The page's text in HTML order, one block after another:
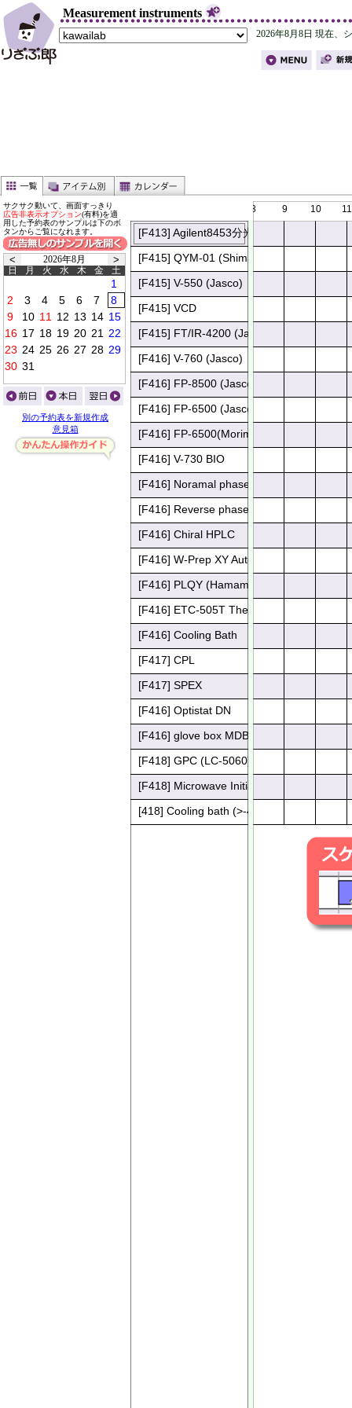
Measurement instruments
サクサク動いて、画面すっきり
広告非表示オプション(有料)を適
用した予約表のサンプルは下のボ
タンからご覧になれます。
2026年8月
日
月 火 水 木 金
土
別の予約表を新規作成
意見箱
[F413] Agilent8453分光光度計
[F415] QYM-01 (Shimadzu)
[F415] V-550 (Jasco)
[F415] VCD
[F415] FT/IR-4200 (Jasco)
[F416] V-760 (Jasco)
[F416] FP-8500 (Jasco)
[F416] FP-6500 (Jasco)
[F416] FP-6500(Morimoto)
[F416] V-730 BIO
[F416] Noramal phase HPLC
[F416] Reverse phase HPLC
[F416] Chiral HPLC
[F416] W-Prep XY Auto Column
[F416] PLQY (Hamamatsu, C9920-02)
[F416] ETC-505T Thermal Controller for
[F416] Cooling Bath
[F417] CPL
[F417] SPEX
[F416] Optistat DN
[F416] glove box MDB-1KB (Miwa)
[F418] GPC (LC-5060) LaboACE
[F418] Microwave Initiator+ (Biotage)
[418] Cooling bath (>-40℃)
0 1 2 3 8 9 10 11